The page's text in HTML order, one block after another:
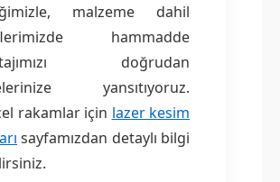
malzeme dahil
hammadde
doğrudan
yansıtıyoruz.
rakamlar için lazer kesim
sayfamızdan detaylı bilgi